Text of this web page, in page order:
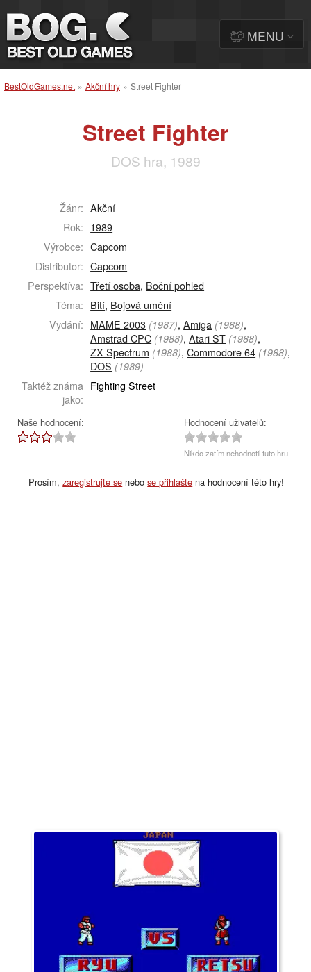
BestOldGames.net » Akční hry » Street Fighter
Street Fighter
DOS hra, 1989
Žánr: Akční
Rok: 1989
Výrobce: Capcom
Distributor: Capcom
Perspektíva: Třetí osoba, Boční pohled
Téma: Bití, Bojová umění
Vydání: MAME 2003 (1987),Amiga (1988),
Amstrad CPC (1988),Atari ST (1988),
ZX Spectrum (1988),Commodore 64 (1988),
DOS (1989)
Taktéž známa
jako:
Fighting Street
Naše hodnocení: Hodnocení uživatelů:
Nikdo zatím nehodnotil tuto hru
Prosím,zaregistrujte se nebose přihlašte na hodnocení této hry!
MENU